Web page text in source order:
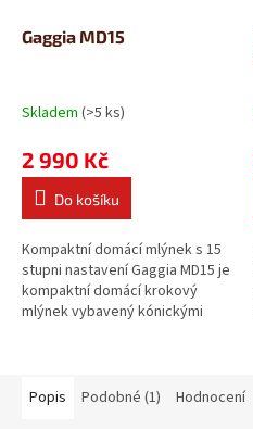
Gaggia MD15
Skladem (>5 ks)
2 990 Kč
Do košíku
Kompaktní domácí mlýnek s 15
stupni nastavení Gaggia MD15 je
kompaktní domácí krokový
mlýnek vybavený kónickými
Popis Podobné (1) Hodnocení